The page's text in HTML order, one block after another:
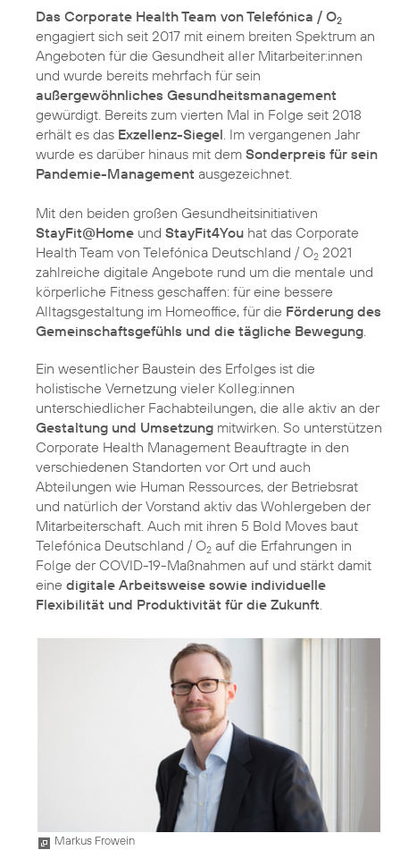
Das Corporate Health Team von Telefónica / O2
engagiert sich seit 2017 mit einem breiten Spektrum an
Angeboten für die Gesundheit aller Mitarbeiter:innen
und wurde bereits mehrfach für sein
außergewöhnliches Gesundheitsmanagement
gewürdigt. Bereits zum vierten Mal in Folge seit 2018
erhält es das Exzellenz-Siegel. Im vergangenen Jahr
wurde es darüber hinaus mit dem Sonderpreis für sein
Pandemie-Management ausgezeichnet.
Mit den beiden großen Gesundheitsinitiativen
StayFit@Home und StayFit4You hat das Corporate
Health Team von Telefónica Deutschland / O2 2021
zahlreiche digitale Angebote rund um die mentale und
körperliche Fitness geschaffen: für eine bessere
Alltagsgestaltung im Homeoffice, für die Förderung des
Gemeinschaftsgefühls und die tägliche Bewegung.
Ein wesentlicher Baustein des Erfolges ist die
holistische Vernetzung vieler Kolleg:innen
unterschiedlicher Fachabteilungen, die alle aktiv an der
Gestaltung und Umsetzung mitwirken. So unterstützen
Corporate Health Management Beauftragte in den
verschiedenen Standorten vor Ort und auch
Abteilungen wie Human Ressources, der Betriebsrat
und natürlich der Vorstand aktiv das Wohlergeben der
Mitarbeiterschaft. Auch mit ihren 5 Bold Moves baut
Telefónica Deutschland / O2 auf die Erfahrungen in
Folge der COVID-19-Maßnahmen auf und stärkt damit
eine digitale Arbeitsweise sowie individuelle
Flexibilität und Produktivität für die Zukunft.
Markus Frowein